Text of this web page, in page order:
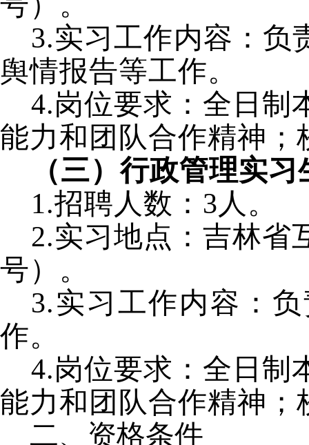
3.实习工作内容：负
舆情报告等工作。
4.岗位要求：全日制
能力和团队合作精神 ；
（三）行政管理实习
1.招聘人数：3人。
2.实习地点：吉林省
号）。
3.实习工作内容：
作。
4.岗位要求：全日制
能力和团队合作精神 ；
二、资格条件